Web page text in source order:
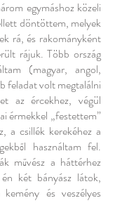
egymáshoz közeli
döntöttem, melyek
rá, és rakományként
rájuk. Több ország
(magyar, angol,
feladat volt megtalálni
az ércekhez, végül
érmekkel „festettem”
a csillék kerekéhez a
használtam fel.
művész a háttérhez
két bányász látok,
és veszélyes